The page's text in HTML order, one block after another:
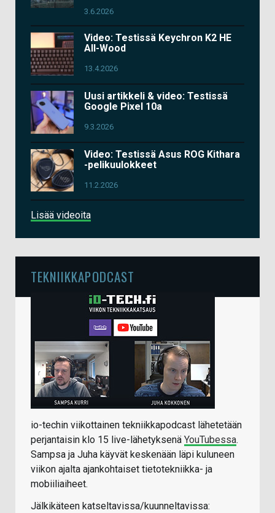
3.6.2026
Video: Testissä Keychron K2 HE
All-Wood
13.4.2026
Uusi artikkeli & video: Testissä
Google Pixel 10a
9.3.2026
Video: Testissä Asus ROG Kithara
-pelikuulokkeet
11.2.2026
Lisää videoita
TEKNIIKKAPODCAST
io-techin viikottainen tekniikkapodcast lähetetään
perjantaisin klo 15 live-lähetyksenä YouTubessa.
Sampsa ja Juha käyvät keskenään läpi kuluneen
viikon ajalta ajankohtaiset tietotekniikka- ja
mobiiliaiheet.
Jälkikäteen katseltavissa/kuunneltavissa: